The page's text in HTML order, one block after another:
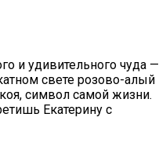
и удивительного чуда —
свете розово-алый
символ самой жизни.
Екатерину с